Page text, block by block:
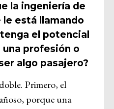
la ingeniería de
está llamando
el potencial
profesión o
algo pasajero?
Primero, el
porque una